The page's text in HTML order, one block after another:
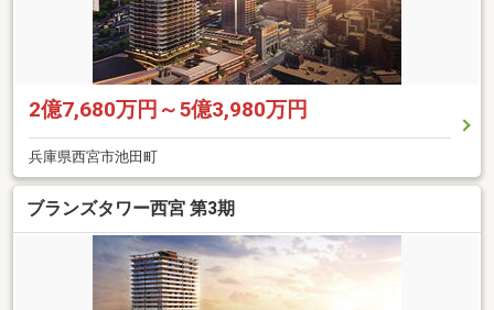
2億7,680万円～5億3,980万円
兵庫県西宮市池田町
ブランズタワー西宮 第3期